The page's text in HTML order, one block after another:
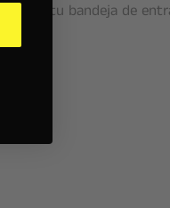
en tu bandeja de